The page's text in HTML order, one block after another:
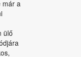
már a
ülő